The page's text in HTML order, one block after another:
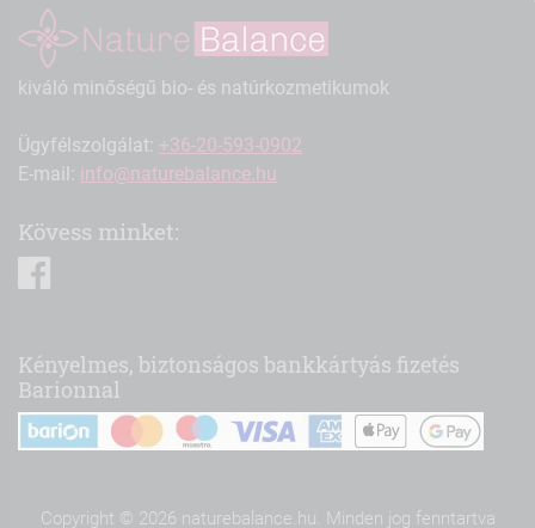
kiváló minőségű bio- és natúrkozmetikumok
Ügyfélszolgálat: +36-20-593-0902
E-mail: info@naturebalance.hu
Kövess minket:
Kényelmes, biztonságos bankkártyás fizetés
Barionnal
Copyright © 2026 naturebalance.hu. Minden jog fenntartva